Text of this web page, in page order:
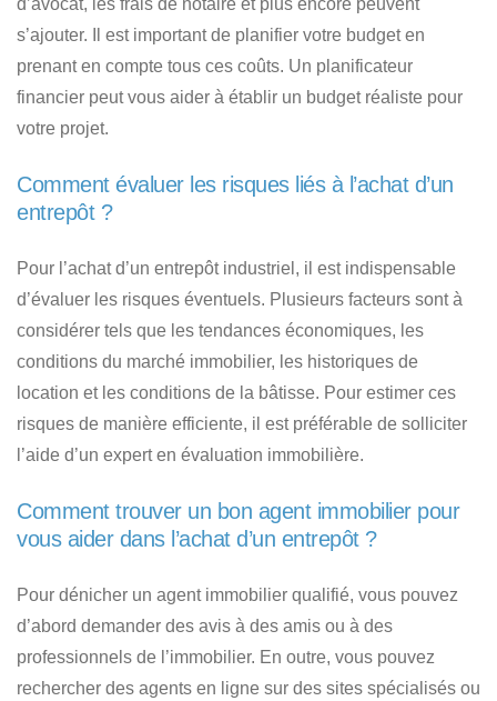
d’avocat, les frais de notaire et plus encore peuvent
s’ajouter. Il est important de planifier votre budget en
prenant en compte tous ces coûts. Un planificateur
financier peut vous aider à établir un budget réaliste pour
votre projet.
Comment évaluer les risques liés à l’achat d’un
entrepôt ?
Pour l’achat d’un entrepôt industriel, il est indispensable
d’évaluer les risques éventuels. Plusieurs facteurs sont à
considérer tels que les tendances économiques, les
conditions du marché immobilier, les historiques de
location et les conditions de la bâtisse. Pour estimer ces
risques de manière efficiente, il est préférable de solliciter
l’aide d’un expert en évaluation immobilière.
Comment trouver un bon agent immobilier pour
vous aider dans l’achat d’un entrepôt ?
Pour dénicher un agent immobilier qualifié, vous pouvez
d’abord demander des avis à des amis ou à des
professionnels de l’immobilier. En outre, vous pouvez
rechercher des agents en ligne sur des sites spécialisés ou